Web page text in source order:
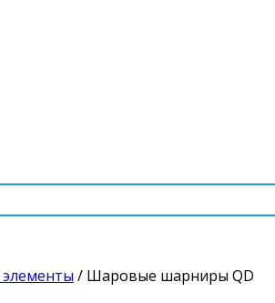
/ Шаровые шарниры QD